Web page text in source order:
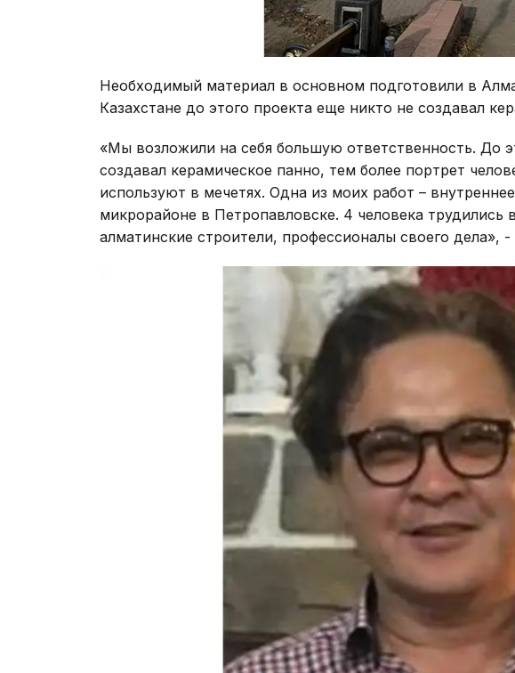
Необходимый материал в основном подготовили в
Казахстане до этого проекта еще никто не создавал
«Мы возложили на себя большую ответственность. До
создавал керамическое панно, тем более портрет
используют в мечетях. Одна из моих работ –
микрорайоне в Петропавловске. 4 человека трудились
алматинские строители, профессионалы своего дела»,